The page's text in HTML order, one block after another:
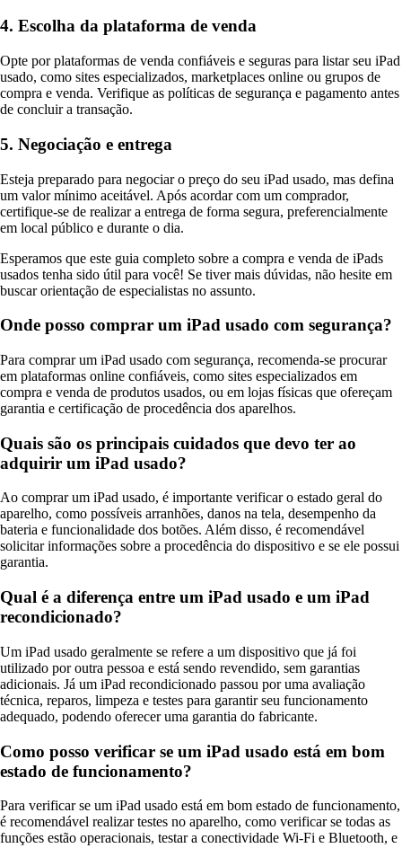
4. Escolha da plataforma de venda
Opte por plataformas de venda confiáveis e seguras para listar seu iPad
usado, como sites especializados, marketplaces online ou grupos de
compra e venda. Verifique as políticas de segurança e pagamento antes
de concluir a transação.
5. Negociação e entrega
Esteja preparado para negociar o preço do seu iPad usado, mas defina
um valor mínimo aceitável. Após acordar com um comprador,
certifique-se de realizar a entrega de forma segura, preferencialmente
em local público e durante o dia.
Esperamos que este guia completo sobre a compra e venda de iPads
usados tenha sido útil para você! Se tiver mais dúvidas, não hesite em
buscar orientação de especialistas no assunto.
Onde posso comprar um iPad usado com segurança?
Para comprar um iPad usado com segurança, recomenda-se procurar
em plataformas online confiáveis, como sites especializados em
compra e venda de produtos usados, ou em lojas físicas que ofereçam
garantia e certificação de procedência dos aparelhos.
Quais são os principais cuidados que devo ter ao
adquirir um iPad usado?
Ao comprar um iPad usado, é importante verificar o estado geral do
aparelho, como possíveis arranhões, danos na tela, desempenho da
bateria e funcionalidade dos botões. Além disso, é recomendável
solicitar informações sobre a procedência do dispositivo e se ele possui
garantia.
Qual é a diferença entre um iPad usado e um iPad
recondicionado?
Um iPad usado geralmente se refere a um dispositivo que já foi
utilizado por outra pessoa e está sendo revendido, sem garantias
adicionais. Já um iPad recondicionado passou por uma avaliação
técnica, reparos, limpeza e testes para garantir seu funcionamento
adequado, podendo oferecer uma garantia do fabricante.
Como posso verificar se um iPad usado está em bom
estado de funcionamento?
Para verificar se um iPad usado está em bom estado de funcionamento,
é recomendável realizar testes no aparelho, como verificar se todas as
funções estão operacionais, testar a conectividade Wi-Fi e Bluetooth, e